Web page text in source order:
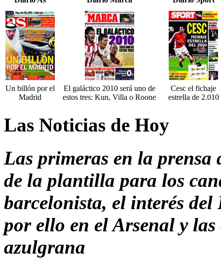
Un billón por el
Madrid
El galáctico 2010 será uno de
estos tres: Kun, Villa o Roone
Cesc el fichaje
estrella de 2.010
Las Noticias de Hoy
Las primeras en la
de la plantilla para los
barcelonista, el interés del
por ello en el Arsenal y
azulgrana